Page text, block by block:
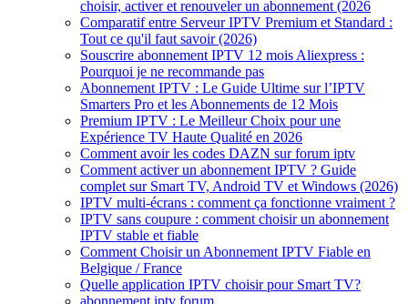
choisir, activer et renouveler un abonnement (2026
Comparatif entre Serveur IPTV Premium et Standard :
Tout ce qu'il faut savoir (2026)
Souscrire abonnement IPTV 12 mois Aliexpress :
Pourquoi je ne recommande pas
Abonnement IPTV : Le Guide Ultime sur l’IPTV
Smarters Pro et les Abonnements de 12 Mois
Premium IPTV : Le Meilleur Choix pour une
Expérience TV Haute Qualité en 2026
Comment avoir les codes DAZN sur forum iptv
Comment activer un abonnement IPTV ? Guide
complet sur Smart TV, Android TV et Windows (2026)
IPTV multi-écrans : comment ça fonctionne vraiment ?
IPTV sans coupure : comment choisir un abonnement
IPTV stable et fiable
Comment Choisir un Abonnement IPTV Fiable en
Belgique / France
Quelle application IPTV choisir pour Smart TV?